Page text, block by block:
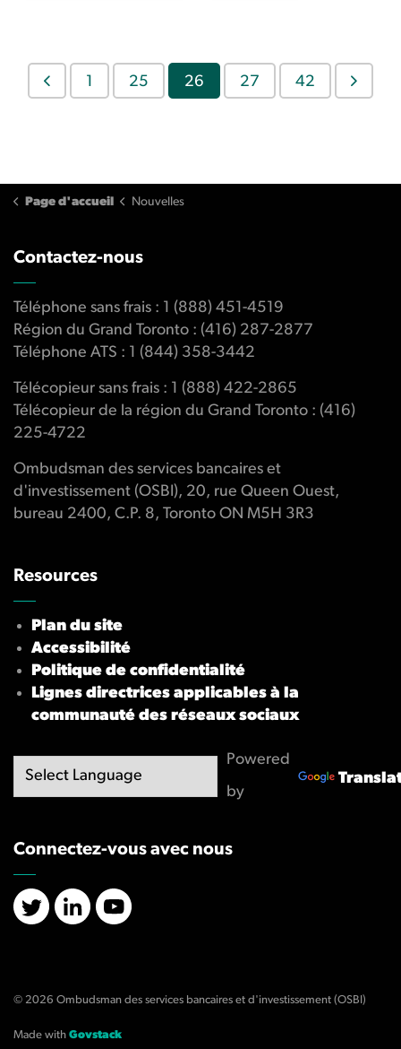
1 25 26 27 42
Page d'accueil Nouvelles
Contactez-nous
Téléphone sans frais : 1 (888) 451-4519
Région du Grand Toronto : (416) 287-2877
Téléphone ATS : 1 (844) 358-3442
Télécopieur sans frais : 1 (888) 422-2865
Télécopieur de la région du Grand Toronto : (416)
225-4722
Ombudsman des services bancaires et
d'investissement (OSBI), 20, rue Queen Ouest,
bureau 2400, C.P. 8, Toronto ON M5H 3R3
Resources
Plan du site
Accessibilité
Politique de confidentialité
Lignes directrices applicables à la
communauté des réseaux sociaux
Powered
by
Connectez-vous avec nous
X/TwitterLinkedInYouTube
© 2026 Ombudsman des services bancaires et d'investissement (OSBI)
Made with Govstack